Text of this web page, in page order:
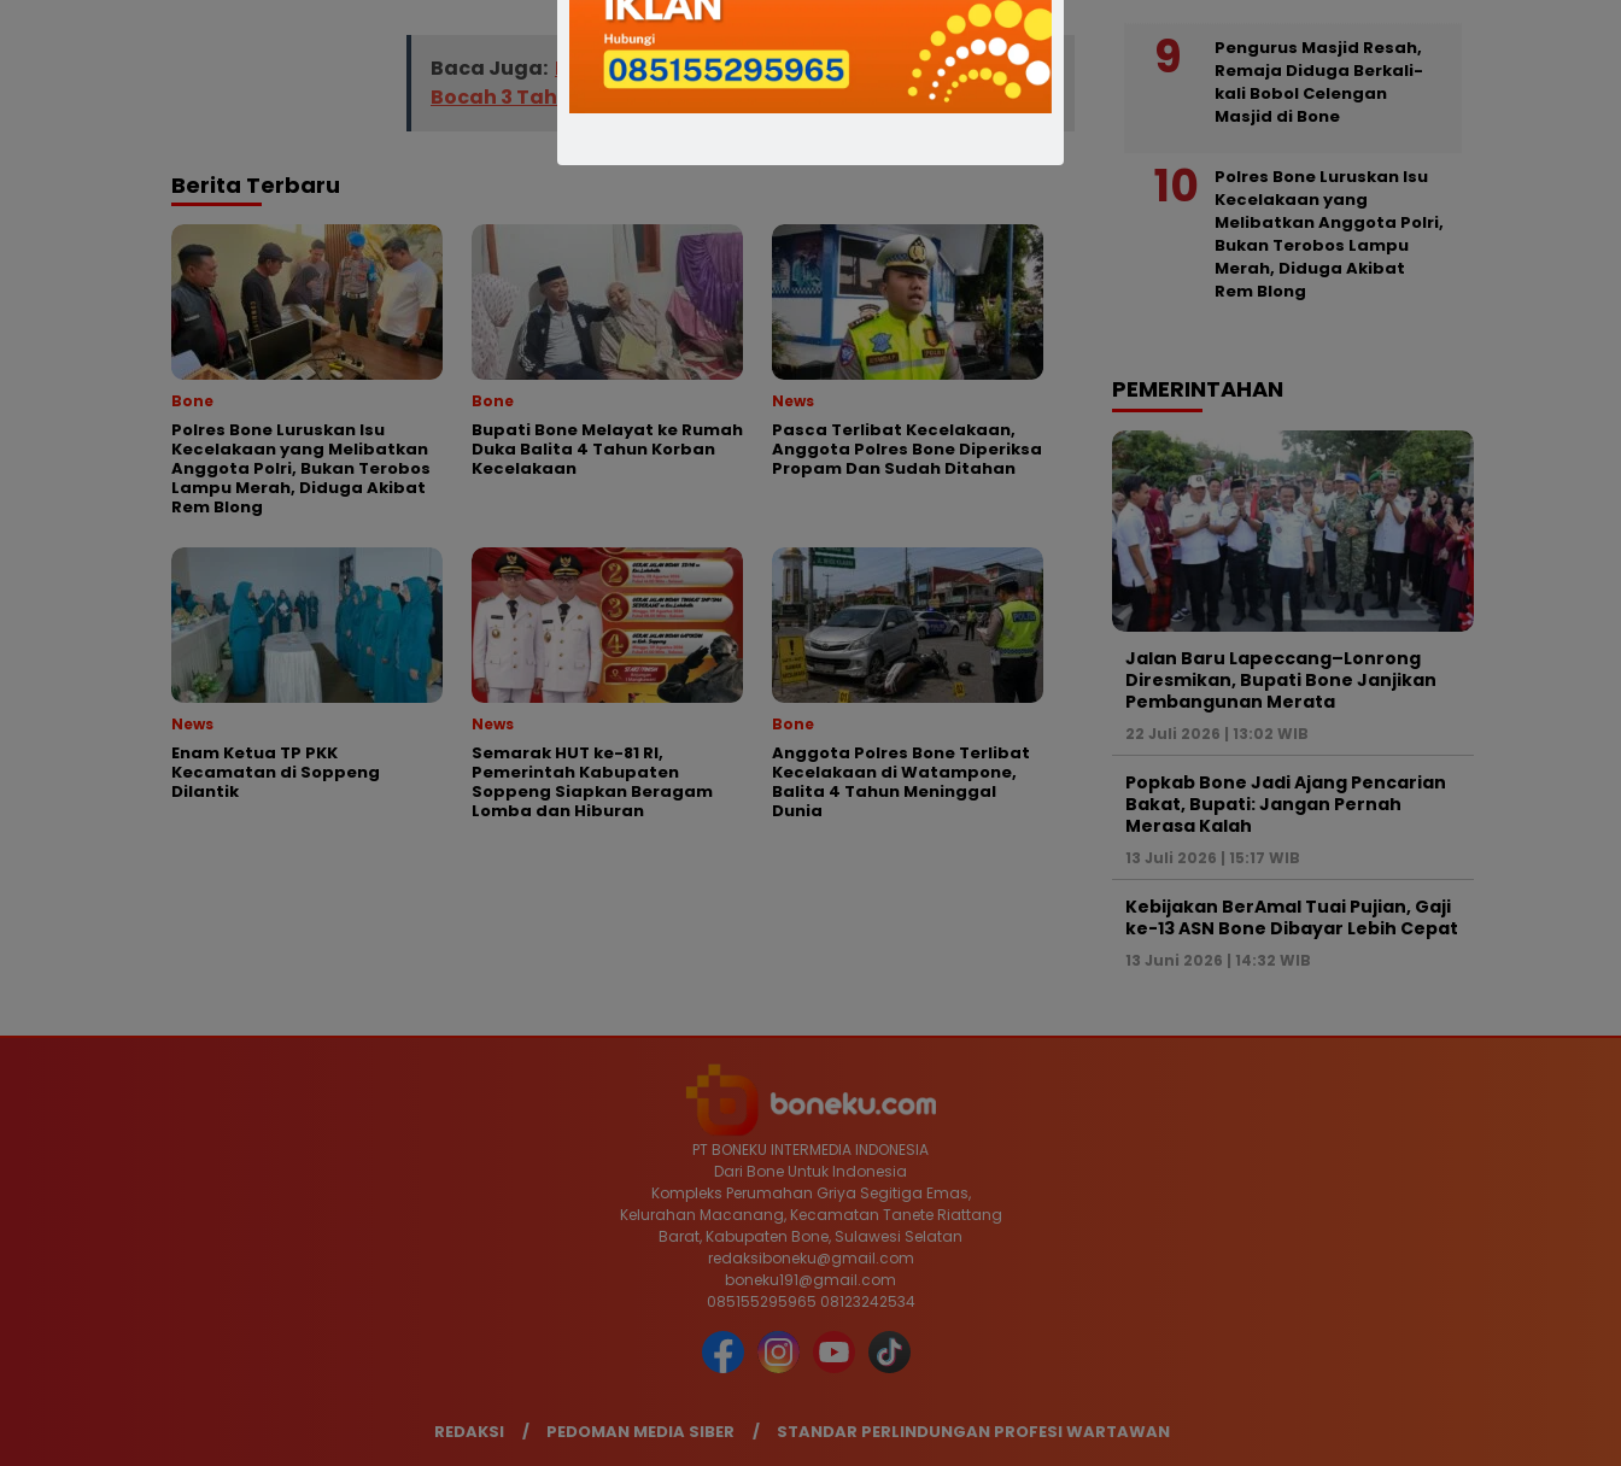
Baca Juga: Polisi Amankan Terduga Pelaku Penganiayaan
Bocah 3 Tahun di Bone
Berita Terbaru
Bone
Polres Bone Luruskan Isu
Kecelakaan yang Melibatkan
Anggota Polri, Bukan Terobos
Lampu Merah, Diduga Akibat
Rem Blong
Bone
Bupati Bone Melayat ke Rumah
Duka Balita 4 Tahun Korban
Kecelakaan
News
Pasca Terlibat Kecelakaan,
Anggota Polres Bone Diperiksa
Propam Dan Sudah Ditahan
News
Enam Ketua TP PKK
Kecamatan di Soppeng
Dilantik
News
Semarak HUT ke-81 RI,
Pemerintah Kabupaten
Soppeng Siapkan Beragam
Lomba dan Hiburan
Bone
Anggota Polres Bone Terlibat
Kecelakaan di Watampone,
Balita 4 Tahun Meninggal
Dunia
Pengurus Masjid Resah,
Remaja Diduga Berkali-
kali Bobol Celengan
Masjid di Bone
Polres Bone Luruskan Isu
Kecelakaan yang
Melibatkan Anggota Polri,
Bukan Terobos Lampu
Merah, Diduga Akibat
Rem Blong
PEMERINTAHAN
Jalan Baru Lapeccang–Lonrong
Diresmikan, Bupati Bone Janjikan
Pembangunan Merata
22 Juli 2026 | 13:02 WIB
Popkab Bone Jadi Ajang Pencarian
Bakat, Bupati: Jangan Pernah
Merasa Kalah
13 Juli 2026 | 15:17 WIB
Kebijakan BerAmal Tuai Pujian, Gaji
ke-13 ASN Bone Dibayar Lebih Cepat
13 Juni 2026 | 14:32 WIB
PT BONEKU INTERMEDIA INDONESIA
Dari Bone Untuk Indonesia
Kompleks Perumahan Griya Segitiga Emas,
Kelurahan Macanang, Kecamatan Tanete Riattang
Barat, Kabupaten Bone, Sulawesi Selatan
redaksiboneku@gmail.com
boneku191@gmail.com
085155295965 08123242534
REDAKSI PEDOMAN MEDIA SIBER STANDAR PERLINDUNGAN PROFESI WARTAWAN